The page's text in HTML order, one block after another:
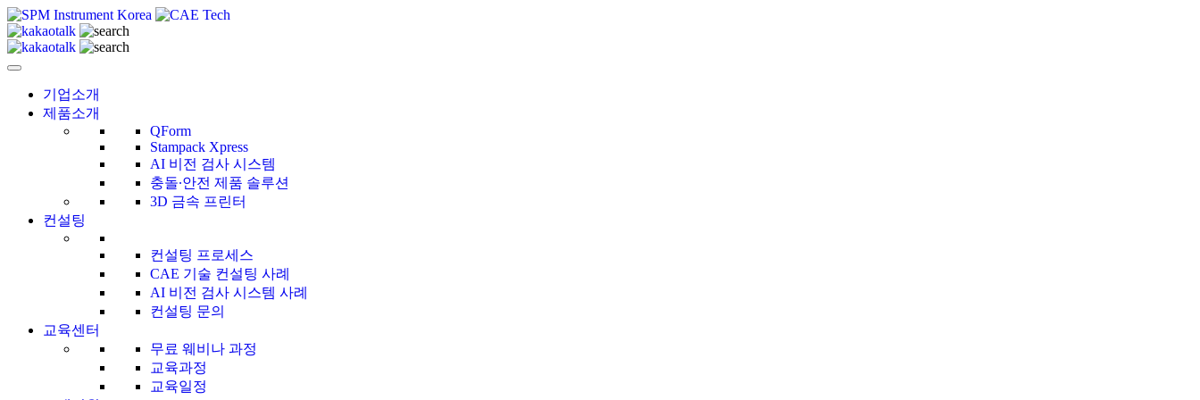
CAE Technology
씨에이이테크놀러지
기업소개
제품소개
QForm
Stampack Xpress
AI 비전 검사 시스템
충돌∙안전 제품 솔루션
3D 금속 프린터
컨설팅
컨설팅 프로세스
CAE 기술 컨설팅 사례
AI 비전 검사 시스템 사례
컨설팅 문의
교육센터
무료 웨비나 과정
교육과정
교육일정